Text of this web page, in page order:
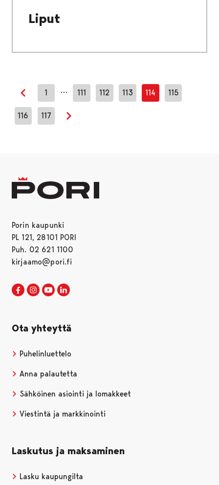
Liput
Edellinen sivu
1 … 111 112 113 114 115
116 117
Porin kaupunki
PL 121, 28101 PORI
Puh. 02 621 1100
kirjaamo@pori.fi
Porin kaupunki Facebookissa
Avautuu uudessa välilehdessä
Porin kaupunki Instagramissa
Avautuu uudessa välilehdessä
Porin kaupunki Youtubessa
Avautuu uudessa välilehdessä
Ota yhteyttä
Puhelinluettelo
Anna palautetta
Sähköinen asiointi ja lomakkeet
Viestintä ja markkinointi
Laskutus ja maksaminen
Lasku kaupungilta